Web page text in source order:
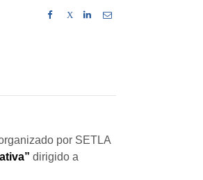
X
por SETLA
dirigido a